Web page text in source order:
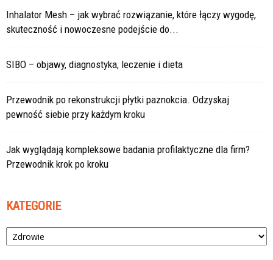
Inhalator Mesh – jak wybrać rozwiązanie, które łączy wygodę,
skuteczność i nowoczesne podejście do...
SIBO – objawy, diagnostyka, leczenie i dieta
Przewodnik po rekonstrukcji płytki paznokcia. Odzyskaj
pewność siebie przy każdym kroku
Jak wyglądają kompleksowe badania profilaktyczne dla firm?
Przewodnik krok po kroku
KATEGORIE
Kategorie